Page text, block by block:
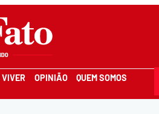
VIVER OPINIÃO QUEM SOMOS